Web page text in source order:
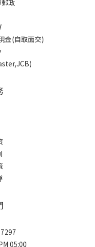
政
金(自取面交)
05:00